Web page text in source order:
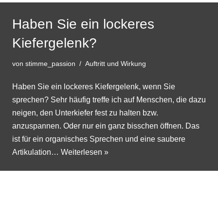
Haben Sie ein lockeres
Kiefergelenk?
von stimme_passion Auftritt und Wirkung
Haben Sie ein lockeres Kiefergelenk, wenn Sie
sprechen? Sehr häufig treffe ich auf Menschen, die dazu
neigen, den Unterkiefer fest zu halten bzw.
anzuspannen. Oder nur ein ganz bisschen öffnen. Das
ist für ein organisches Sprechen und eine saubere
Artikulation… Weiterlesen »